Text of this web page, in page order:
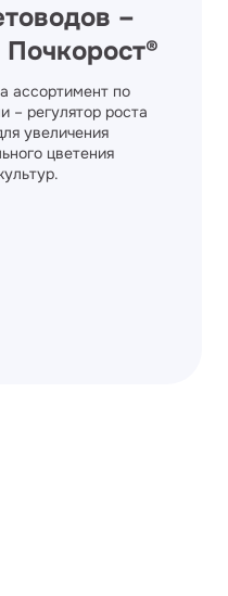
–
ассортимент по
– регулятор роста
увеличения
цветения